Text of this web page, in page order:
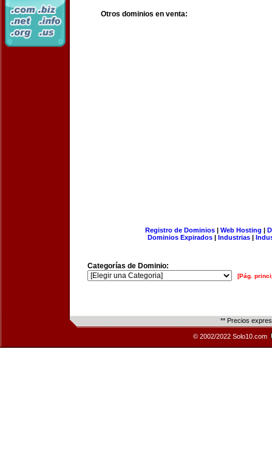
Otros dominios en venta:
Registro de Dominios| Web Hosting |
Dominios Expirados | Industrias |
Categorías de Dominio:
[Pág.
** Precios
© 2002/2022 Solo10.com